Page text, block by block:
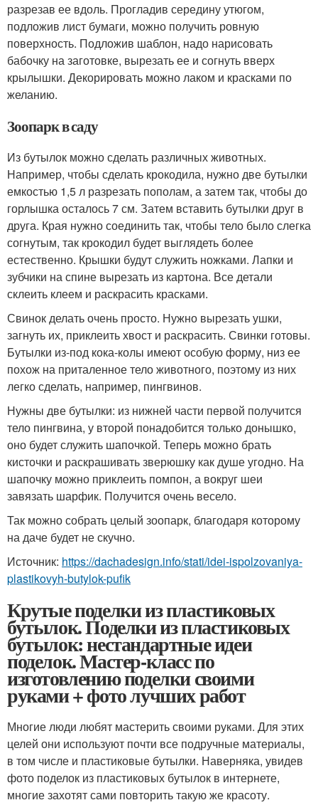
разрезав ее вдоль. Прогладив середину утюгом,
подложив лист бумаги, можно получить ровную
поверхность. Подложив шаблон, надо нарисовать
бабочку на заготовке, вырезать ее и согнуть вверх
крылышки. Декорировать можно лаком и красками по
желанию.
Зоопарк в саду
Из бутылок можно сделать различных животных.
Например, чтобы сделать крокодила, нужно две бутылки
емкостью 1,5 л разрезать пополам, а затем так, чтобы до
горлышка осталось 7 см. Затем вставить бутылки друг в
друга. Края нужно соединить так, чтобы тело было слегка
согнутым, так крокодил будет выглядеть более
естественно. Крышки будут служить ножками. Лапки и
зубчики на спине вырезать из картона. Все детали
склеить клеем и раскрасить красками.
Свинок делать очень просто. Нужно вырезать ушки,
загнуть их, приклеить хвост и раскрасить. Свинки готовы.
Бутылки из-под кока-колы имеют особую форму, низ ее
похож на приталенное тело животного, поэтому из них
легко сделать, например, пингвинов.
Нужны две бутылки: из нижней части первой получится
тело пингвина, у второй понадобится только донышко,
оно будет служить шапочкой. Теперь можно брать
кисточки и раскрашивать зверюшку как душе угодно. На
шапочку можно приклеить помпон, а вокруг шеи
завязать шарфик. Получится очень весело.
Так можно собрать целый зоопарк, благодаря которому
на даче будет не скучно.
Источник: https://dachadesign.info/stati/idei-ispolzovaniya-
plastikovyh-butylok-pufik
Крутые поделки из пластиковых
бутылок. Поделки из пластиковых
бутылок: нестандартные идеи
поделок. Мастер-класс по
изготовлению поделки своими
руками + фото лучших работ
Многие люди любят мастерить своими руками. Для этих
целей они используют почти все подручные материалы,
в том числе и пластиковые бутылки. Наверняка, увидев
фото поделок из пластиковых бутылок в интернете,
многие захотят сами повторить такую же красоту.